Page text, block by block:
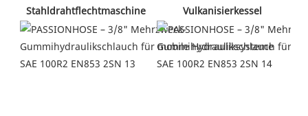
Stahldrahtflechtmaschine Vulkanisierkessel